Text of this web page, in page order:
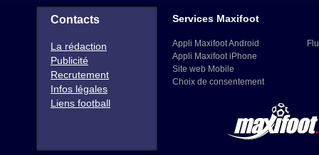
Contacts
La rédaction
Publicité
Recrutement
Infos légales
Liens football
Services Maxifoot
Appli Maxifoot Android
Appli Maxifoot iPhone
Site web Mobile
Choix de consentement